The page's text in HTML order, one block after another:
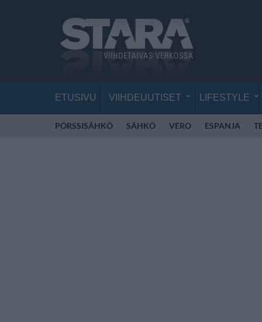
ETUSIVU VIIHDEUUTISET LIFESTYLE
PÖRSSISÄHKÖ SÄHKÖ VERO ESPANJA